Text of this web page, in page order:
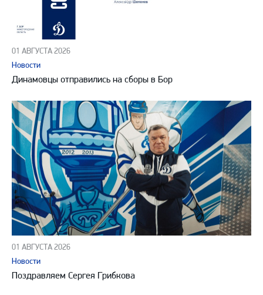
01 АВГУСТА 2026
Новости
Динамовцы отправились на сборы в Бор
01 АВГУСТА 2026
Новости
Поздравляем Сергея Грибкова